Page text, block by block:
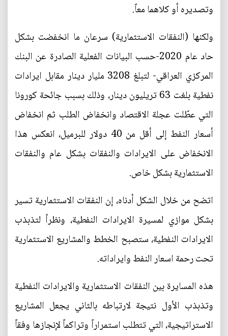
وتصديره أو كلاهما معاً.
ولكنها (النفقات الاستثمارية) سرعان ما انخفضت بشكل
حاد عام 2020-حسب البيانات الفعلية الصادرة عن البنك
المركزي العراقي- لتبلغ 3208 مليار دينار مقابل ايرادات
نفطية بلغت 63 تريليون دينار، وذلك بسبب جائحة كورونا
التي عطّلت عجلة الاقتصاد وانخفاض الطلب ثم انخفاض
أسعار النفط إلى أقل من 40 دولار للبرميل، انعكس هذا
الانخفاض على الايرادات والنفقات بشكل عام والنفقات
الاستثمارية بشكل خاص.
اتضح من خلال الشكل أدناه، إن النفقات الاستثمارية تسير
بشكل موازي لمسيرة الايرادات النفطية، ونظراً لتذبذب
الايرادات النفطية، ستصبح الخطط والمشاريع الاستثمارية
تحت رحمة اسعار النفط وايراداته.
هذه المسايرة بين النفقات الاستثمارية والايرادات النفطية
وتذبذب الأول نتيجة لارتباطه بالثاني يجعل المشاريع
الاستراتيجية، التي تتطلب استمراراً وتراكماً لإنجازها وفقاً